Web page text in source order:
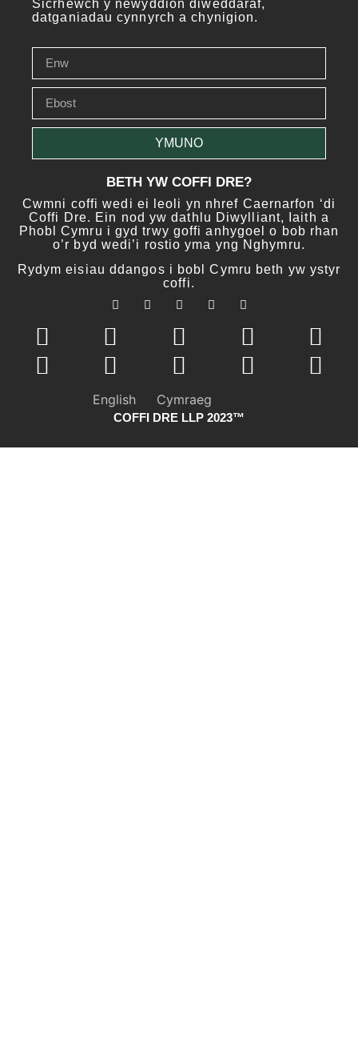
Sicrhewch y newyddion diweddaraf,
datganiadau cynnyrch a chynigion.
YMUNO
BETH YW COFFI DRE?
Cwmni coffi wedi ei leoli yn nhref Caernarfon ‘di
Coffi Dre. Ein nod yw dathlu Diwylliant, Iaith a
Phobl Cymru i gyd trwy goffi anhygoel o bob rhan
o’r byd wedi’i rostio yma yng Nghymru.
Rydym eisiau ddangos i bobl Cymru beth yw ystyr
coffi.
COFFI DRE LLP 2023™
English Cymraeg